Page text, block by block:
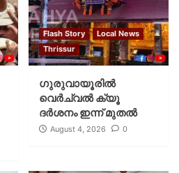
Flash Story
Local News
Thrissur
ഗുരുവായൂരില്‍
വെര്‍ച്വല്‍ ക്യൂ
ദര്‍ശനം ഇന്ന് മുതല്‍
August 4, 2026 0